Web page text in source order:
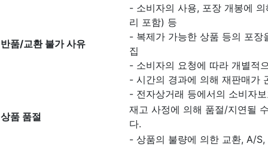
반품/교환 불가 사유
- 소비자의 사용, 포장 개봉에
리 포함) 등
- 복제가 가능한 상품 등의 포장
집
- 소비자의 요청에 따라 개별적
- 시간의 경과에 의해 재판매가
- 전자상거래 등에서의 소비자
상품 품절
재고 사정에 의해 품절/지연될
다.
- 상품의 불량에 의한 교환, A/